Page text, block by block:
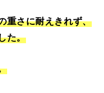
重さに耐えきれず、
た。